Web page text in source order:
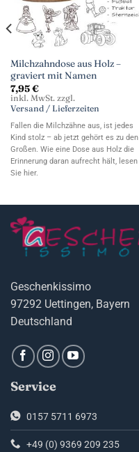
Milchzahndose aus Holz –
graviert mit Namen
7,95€
inkl. MwSt. zzgl.
Versand / Lieferzeiten
Fallen die Milchzähne aus, ist jedes
Kind stolz – ab jetzt gehört es zu den
Großen. Wie eine Dose aus Holz die
Erinnerung daran aufrecht hält, lesen
Sie hier.
Geschenkissimo
97292 Uettingen, Bayern
Deutschland
Service
0157 5711 6973
+49 (0) 9369 209 235